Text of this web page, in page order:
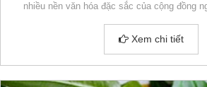
nhiều nền văn hóa đặc sắc của cộng đồng
Chăm, Hoa.
Xem chi tiết